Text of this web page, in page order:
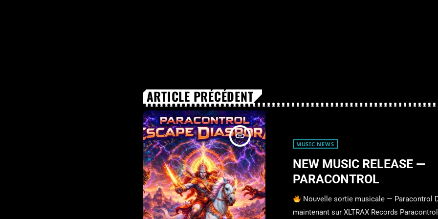
ARTICLE PRÉCÉDENT
insert_link
MUSIC NEWS
NEW MUSIC RELEASE —
PARACONTROL
Nouvelle sortie musicale — Paracontrol
maintenant sur XLTRAX Records